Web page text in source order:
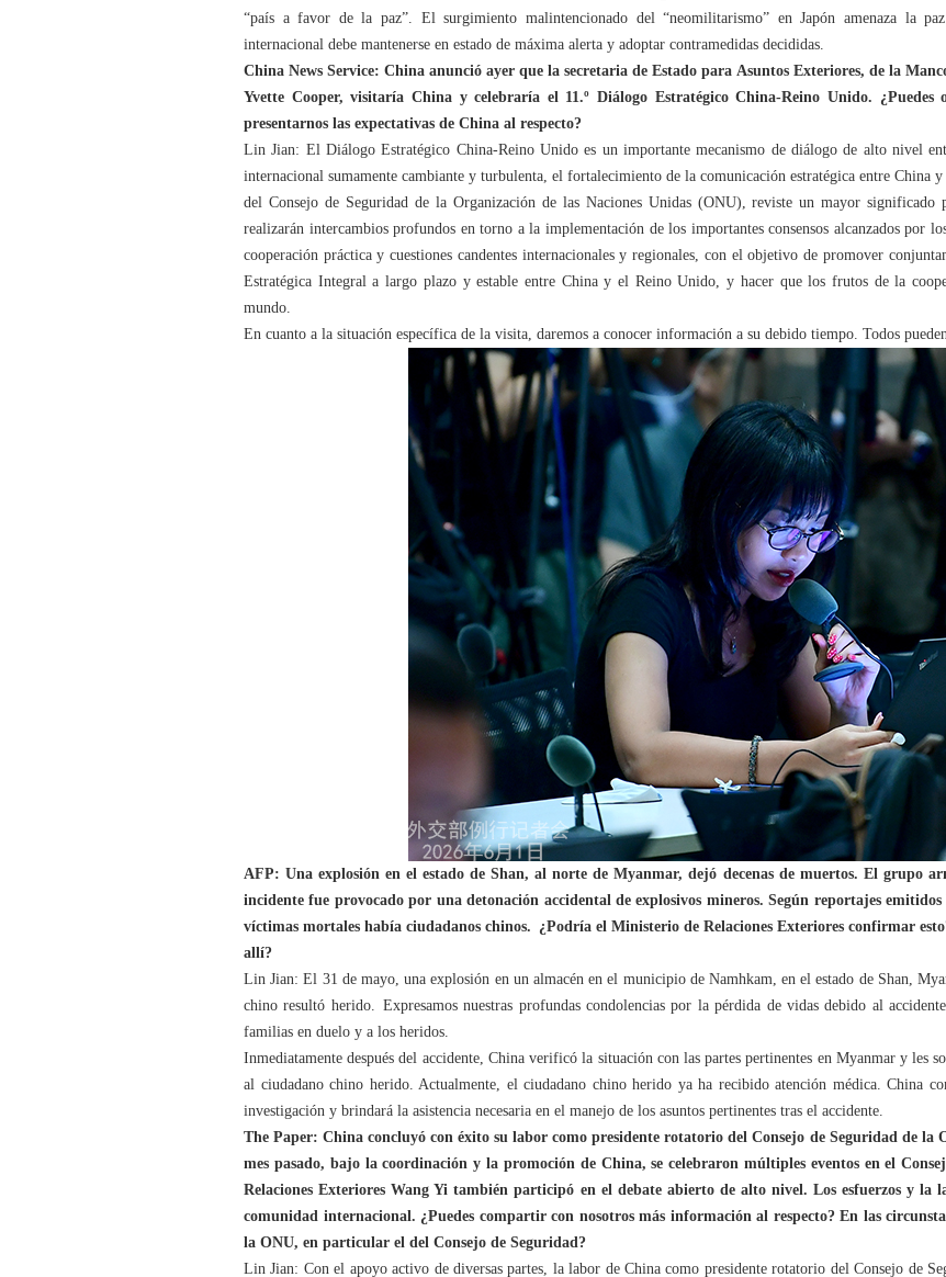
“país a favor de la paz”. El surgimiento malintencionado del “neomilitarismo” en Japón amenaza la
internacional debe mantenerse en estado de máxima alerta y adoptar contramedidas decididas.
China News Service: China anunció ayer que la secretaria de Estado para Asuntos Exteriores, de la
Yvette Cooper, visitaría China y celebraría el 11.º Diálogo Estratégico China-Reino Unido. ¿Puedes
presentarnos las expectativas de China al respecto?
Lin Jian: El Diálogo Estratégico China-Reino Unido es un importante mecanismo de diálogo de alto nivel
internacional sumamente cambiante y turbulenta, el fortalecimiento de la comunicación estratégica entre China
del Consejo de Seguridad de la Organización de las Naciones Unidas (ONU), reviste un mayor significado
realizarán intercambios profundos en torno a la implementación de los importantes consensos alcanzados por
cooperación práctica y cuestiones candentes internacionales y regionales, con el objetivo de promover
Estratégica Integral a largo plazo y estable entre China y el Reino Unido, y hacer que los frutos de la
mundo.
En cuanto a la situación específica de la visita, daremos a conocer información a su debido tiempo. Todos
AFP: Una explosión en el estado de Shan, al norte de Myanmar, dejó decenas de muertos. El grupo
incidente fue provocado por una detonación accidental de explosivos mineros. Según reportajes
víctimas mortales había ciudadanos chinos. ¿Podría el Ministerio de Relaciones Exteriores confirmar
allí?
Lin Jian: El 31 de mayo, una explosión en un almacén en el municipio de Namhkam, en el estado de Shan,
chino resultó herido. Expresamos nuestras profundas condolencias por la pérdida de vidas debido al
familias en duelo y a los heridos.
Inmediatamente después del accidente, China verificó la situación con las partes pertinentes en Myanmar y les
al ciudadano chino herido. Actualmente, el ciudadano chino herido ya ha recibido atención médica. China
investigación y brindará la asistencia necesaria en el manejo de los asuntos pertinentes tras el accidente.
The Paper: China concluyó con éxito su labor como presidente rotatorio del Consejo de Seguridad de la
mes pasado, bajo la coordinación y la promoción de China, se celebraron múltiples eventos en el
Relaciones Exteriores Wang Yi también participó en el debate abierto de alto nivel. Los esfuerzos y la
comunidad internacional. ¿Puedes compartir con nosotros más información al respecto? En las
la ONU, en particular el del Consejo de Seguridad?
Lin Jian: Con el apoyo activo de diversas partes, la labor de China como presidente rotatorio del Consejo de